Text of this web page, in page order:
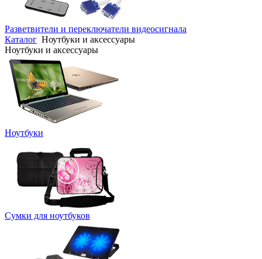
Разветвители и переключатели видеосигнала
Каталог Ноутбуки и аксессуары
Ноутбуки и аксессуары
Ноутбуки
Сумки для ноутбуков